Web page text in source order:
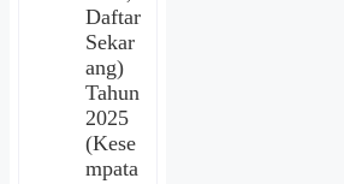
Daftar
Sekar
ang)
Tahun
2025
(Kese
mpata